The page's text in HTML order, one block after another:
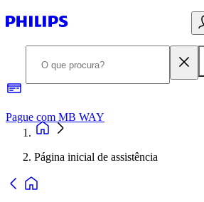
Pague com MB WAY
Página inicial de assistência